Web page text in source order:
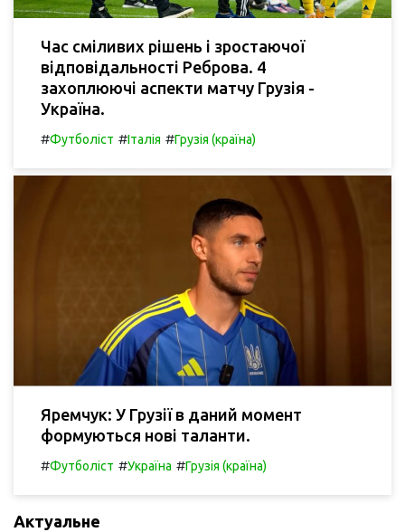
Час сміливих рішень і зростаючої
відповідальності Реброва. 4
захоплюючі аспекти матчу Грузія -
Україна.
#Футболіст #Італія #Грузія (країна)
Яремчук: У Грузії в даний момент
формуються нові таланти.
#Футболіст #Україна #Грузія (країна)
Актуальне